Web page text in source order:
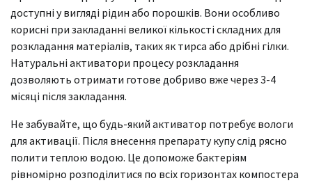
доступні у вигляді рідин або порошків. Вони особливо
корисні при закладанні великої кількості складних для
розкладання матеріалів, таких як тирса або дрібні гілки.
Натуральні активатори процесу розкладання
дозволяють отримати готове добриво вже через 3-4
місяці після закладання.
Не забувайте, що будь-який активатор потребує вологи
для активації. Після внесення препарату купу слід рясно
полити теплою водою. Це допоможе бактеріям
рівномірно розподілитися по всіх горизонтах компостера